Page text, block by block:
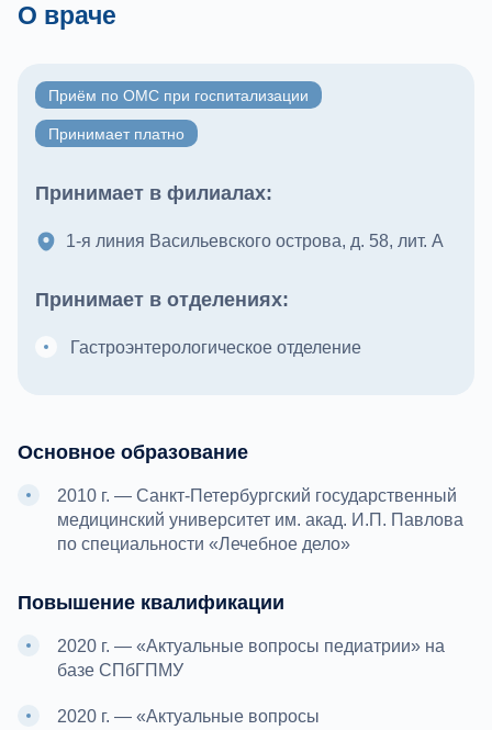
О враче
Принимает в филиалах:
1-я линия Васильевского острова, д. 58, лит. А
Принимает в отделениях:
Гастроэнтерологическое отделение
Приём по ОМС при госпитализации
Принимает платно
Основное образование
2010 г. — Санкт-Петербургский государственный
медицинский университет им. акад. И.П. Павлова
по специальности «Лечебное дело»
Повышение квалификации
2020 г. — «Актуальные вопросы педиатрии» на
базе СПбГПМУ
2020 г. — «Актуальные вопросы